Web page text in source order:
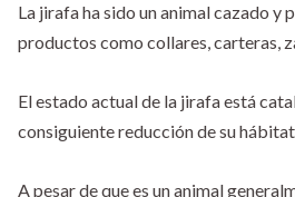
La jirafa ha sido un animal cazado
productos como collares, carteras,
El estado actual de la jirafa está
consiguiente reducción de su
A pesar de que es un animal